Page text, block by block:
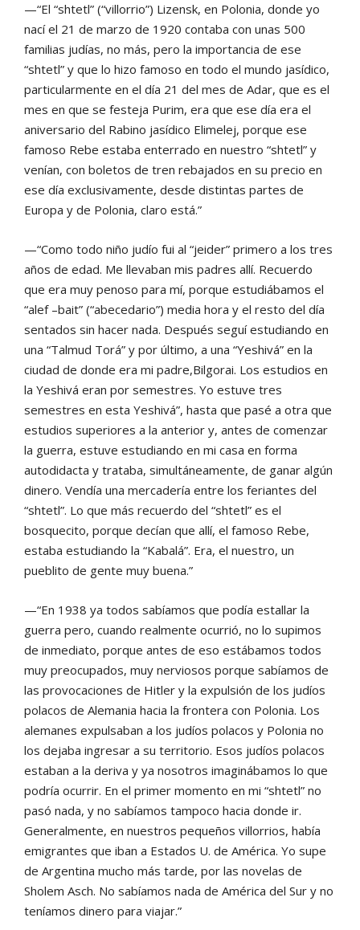
—“El “shtetl” (“villorrio”) Lizensk, en Polonia, donde yo
nací el 21 de marzo de 1920 contaba con unas 500
familias judías, no más, pero la importancia de ese
“shtetl” y que lo hizo famoso en todo el mundo jasídico,
particularmente en el día 21 del mes de Adar, que es el
mes en que se festeja Purim, era que ese día era el
aniversario del Rabino jasídico Elimelej, porque ese
famoso Rebe estaba enterrado en nuestro “shtetl” y
venían, con boletos de tren rebajados en su precio en
ese día exclusivamente, desde distintas partes de
Europa y de Polonia, claro está.”
—“Como todo niño judío fui al “jeider” primero a los tres
años de edad. Me llevaban mis padres allí. Recuerdo
que era muy penoso para mí, porque estudiábamos el
“alef –bait” (“abecedario”) media hora y el resto del día
sentados sin hacer nada. Después seguí estudiando en
una “Talmud Torá” y por último, a una “Yeshivá” en la
ciudad de donde era mi padre,Bilgorai. Los estudios en
la Yeshivá eran por semestres. Yo estuve tres
semestres en esta Yeshivá”, hasta que pasé a otra que
estudios superiores a la anterior y, antes de comenzar
la guerra, estuve estudiando en mi casa en forma
autodidacta y trataba, simultáneamente, de ganar algún
dinero. Vendía una mercadería entre los feriantes del
“shtetl”. Lo que más recuerdo del “shtetl” es el
bosquecito, porque decían que allí, el famoso Rebe,
estaba estudiando la “Kabalá”. Era, el nuestro, un
pueblito de gente muy buena.”
—“En 1938 ya todos sabíamos que podía estallar la
guerra pero, cuando realmente ocurrió, no lo supimos
de inmediato, porque antes de eso estábamos todos
muy preocupados, muy nerviosos porque sabíamos de
las provocaciones de Hitler y la expulsión de los judíos
polacos de Alemania hacia la frontera con Polonia. Los
alemanes expulsaban a los judíos polacos y Polonia no
los dejaba ingresar a su territorio. Esos judíos polacos
estaban a la deriva y ya nosotros imaginábamos lo que
podría ocurrir. En el primer momento en mi “shtetl” no
pasó nada, y no sabíamos tampoco hacia donde ir.
Generalmente, en nuestros pequeños villorrios, había
emigrantes que iban a Estados U. de América. Yo supe
de Argentina mucho más tarde, por las novelas de
Sholem Asch. No sabíamos nada de América del Sur y no
teníamos dinero para viajar.”